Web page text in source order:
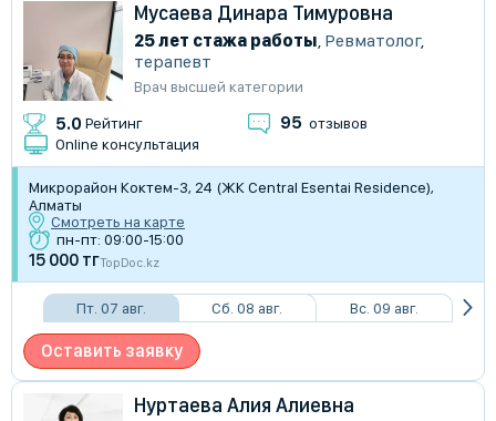
Мусаева Динара Тимуровна
25 лет стажа работы, Ревматолог,
терапевт
Врач высшей категории
5.0 Рейтинг 95 отзывов
Online консультация
Микрорайон Коктем-3, 24 (​ЖК Central Esentai Residence),
Алматы
Смотреть на карте
пн-пт: 09:00-15:00
15 000 тгTopDoc.kz
Пт. 07 авг. Сб. 08 авг. Вс. 09 авг.
Оставить заявку
Нуртаева Алия Алиевна